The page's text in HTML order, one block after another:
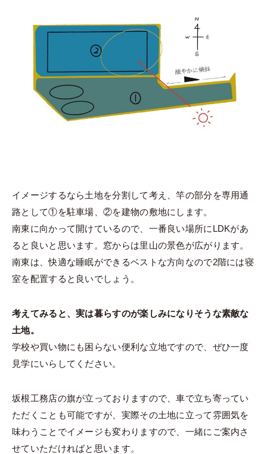
イメージするなら土地を分割して考え、竿の部分を専用通
路として①を駐車場、②を建物の敷地にします。
南東に向かって開けているので、一番良い場所にLDKがあ
ると良いと思います。窓からは里山の景色が広がります。
南東は、快適な睡眠ができるベストな方向なので2階には寝
室を配置すると良いでしょう。
考えてみると、実は暮らすのが楽しみになりそうな素敵な
土地。
学校や買い物にも困らない便利な立地ですので、ぜひ一度
見学にいらしてください。
坂根工務店の旗が立っておりますので、車で立ち寄ってい
ただくことも可能ですが、実際その土地に立って雰囲気を
味わうことでイメージも変わりますので、一緒にご案内さ
せていただければと思います。